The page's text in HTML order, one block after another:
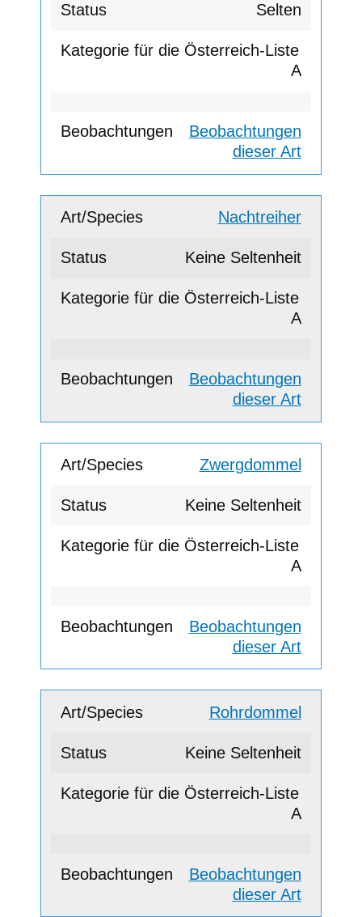
Selten
A
Beobachtungen
dieser Art
Nachtreiher
Keine Seltenheit
A
Beobachtungen
dieser Art
Zwergdommel
Keine Seltenheit
A
Beobachtungen
dieser Art
Rohrdommel
Keine Seltenheit
A
Beobachtungen
dieser Art